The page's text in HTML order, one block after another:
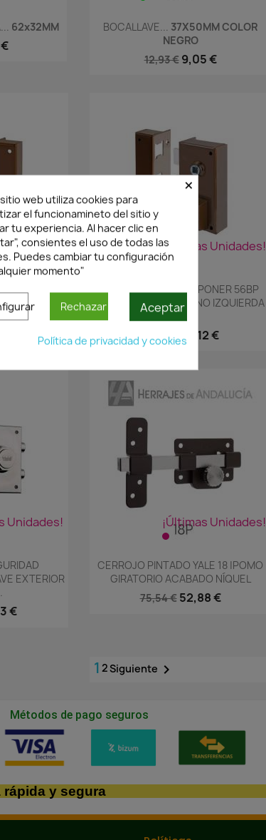
62x32MM
Vista rápida
BOCALLAVE... 37X50MM COLOR
NEGRO
12,93 € 9,05 €
24/48h
56BP
CON...
€
¡Últimas Unidades!
Vista rápida
CERRADURA SOBREPONER 56BP
HIERRO PINTADO MANO IZQUIERDA
60MM
74,45 € 52,12 €
Unidades!
EXTERIOR
€
¡Últimas Unidades!
Vista rápida
CERROJO PINTADO YALE 18 |POMO
GIRATORIO ACABADO NÍQUEL
75,54 € 52,88 €
1 2Siguiente 
Métodos de pago seguros
rápida y segura
×
web utiliza cookies para
el funcionamineto del sitio y
tu experiencia. Al hacer clic en
consientes el uso de todas las
Puedes cambiar tu configuración
momento"
Rechazar Aceptar
Política de privacidad y cookies